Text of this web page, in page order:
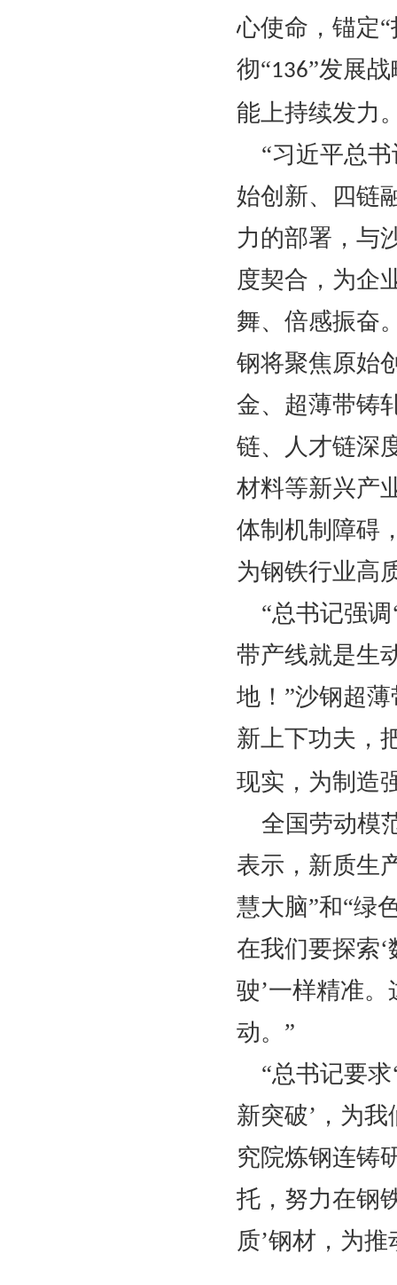
心使命，锚定
彻“136”发展
能上持续发力
“习近平总
始创新、四链
力的部署，与
度契合，为企
舞、倍感振奋
钢将聚焦原始
金、超薄带铸
链、人才链深
材料等新兴产
体制机制障碍
为钢铁行业高
“总书记强
带产线就是生
地！”沙钢超
新上下功夫，
现实，为制造
全国劳动模
表示，新质生
慧大脑”和“绿
在我们要探索‘
驶’一样精准
动。”
“总书记要
新突破’，为
究院炼钢连铸
托，努力在钢
质’钢材，为